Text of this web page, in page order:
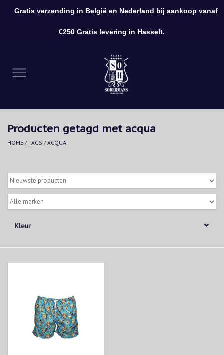
Kleding
Accessoires
Producten getagd met acqua
HOME /TAGS /ACQUA
Kleur
Gratis verzending in België en Nederland bij aankoop vanaf
€250 Gratis levering in Hasselt.